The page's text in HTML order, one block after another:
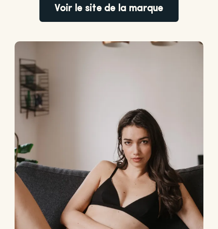
Voir le site de la marque